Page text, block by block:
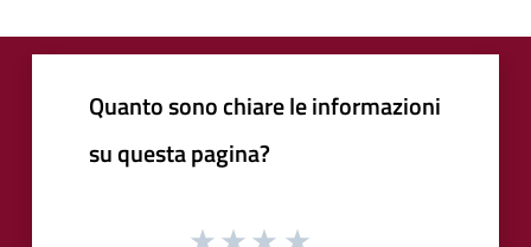
Quanto sono chiare le informazioni
su questa pagina?